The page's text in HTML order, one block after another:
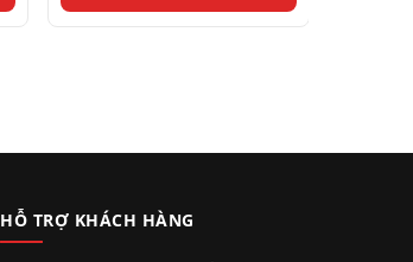
HỖ TRỢ KHÁCH HÀNG